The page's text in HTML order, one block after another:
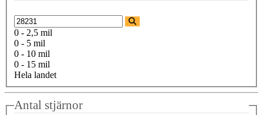
0 - 2,5 mil
0 - 5 mil
0 - 10 mil
0 - 15 mil
Hela landet
Antal stjärnor